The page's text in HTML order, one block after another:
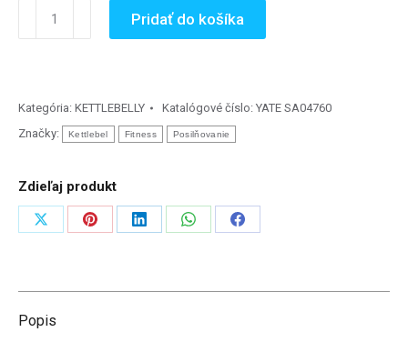
množstvo
kg
Pridať do košíka
Kategória: KETTLEBELLY Katalógové číslo: YATE SA04760
Značky:
Kettlebel Fitness Posilňovanie
Zdieľaj produkt
ZdieľaťZdieľaťZdieľaťZdieľaťZdieľať
Popis